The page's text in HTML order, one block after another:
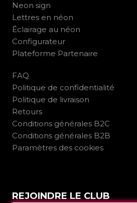
Neon sign
Lettres en néon
Éclairage au néon
Configurateur
Plateforme Partenaire
FAQ
Politique de confidentialité
Politique de livraison
Retours
Conditions générales B2C
Conditions générales B2B
Paramètres des cookies
REJOINDRE LE CLUB